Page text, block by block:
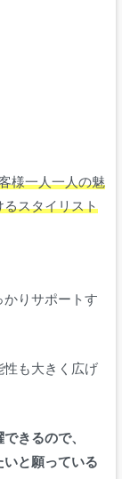
様一人一人の魅
スタイリスト
りサポートす
も大きく広げ
きるので、
と願っている